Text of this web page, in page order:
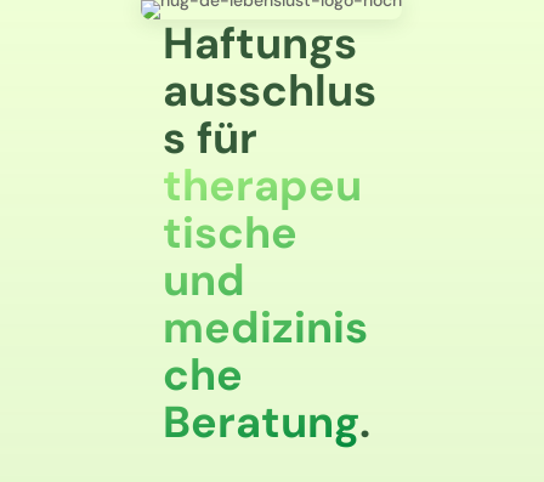
Haftungs
ausschlus
s für
therapeu
tische
und
medizinis
che
Beratung.